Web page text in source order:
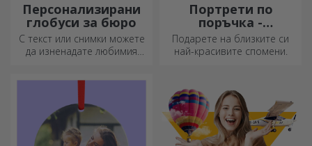
Персонализирани
глобуси за бюро
С текст или снимки можете
да изненадате любимия
Портрети по
поръчка -
квадратен формат
Подарете на близките си
най-красивите спомени.